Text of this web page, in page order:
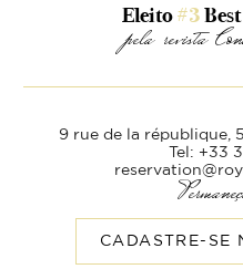
Eleito#3
pela revista
9 rue de la république,
Tel: +33 3
CADASTRE-SE